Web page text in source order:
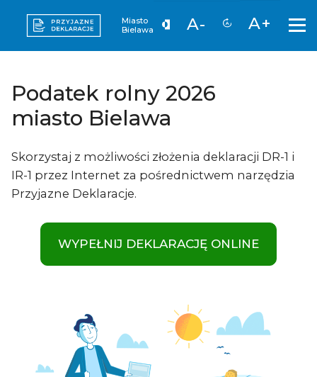
Miasto
Bielawa
A- A+
Podatek rolny 2026
miasto Bielawa
Skorzystaj z możliwości złożenia deklaracji DR-1 i
IR-1 przez Internet za pośrednictwem narzędzia
Przyjazne Deklaracje.
WYPEŁNIJ DEKLARACJĘ ONLINE